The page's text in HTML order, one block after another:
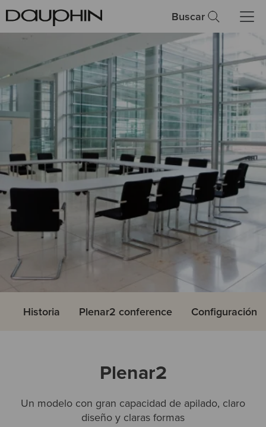
Buscar
Historia Plenar2 conference Configuración
Plenar2
Un modelo con gran capacidad de apilado, claro
diseño y claras formas